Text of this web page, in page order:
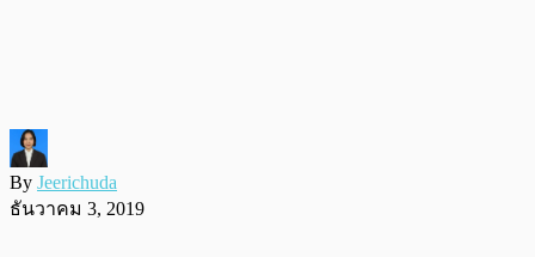
By Jeerichuda
ธันวาคม 3, 2019